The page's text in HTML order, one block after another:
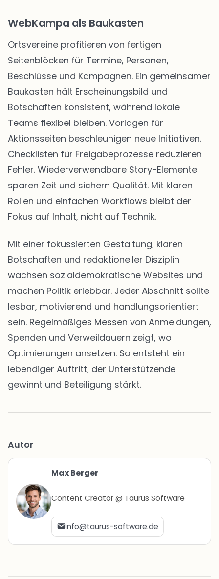
WebKampa als Baukasten
Ortsvereine profitieren von fertigen
Seitenblöcken für Termine, Personen,
Beschlüsse und Kampagnen. Ein gemeinsamer
Baukasten hält Erscheinungsbild und
Botschaften konsistent, während lokale
Teams flexibel bleiben. Vorlagen für
Aktionsseiten beschleunigen neue Initiativen.
Checklisten für Freigabeprozesse reduzieren
Fehler. Wiederverwendbare Story-Elemente
sparen Zeit und sichern Qualität. Mit klaren
Rollen und einfachen Workflows bleibt der
Fokus auf Inhalt, nicht auf Technik.
Mit einer fokussierten Gestaltung, klaren
Botschaften und redaktioneller Disziplin
wachsen sozialdemokratische Websites und
machen Politik erlebbar. Jeder Abschnitt sollte
lesbar, motivierend und handlungsorientiert
sein. Regelmäßiges Messen von Anmeldungen,
Spenden und Verweildauern zeigt, wo
Optimierungen ansetzen. So entsteht ein
lebendiger Auftritt, der Unterstützende
gewinnt und Beteiligung stärkt.
Autor
Max Berger
Content Creator @ Taurus Software
info@taurus-software.de